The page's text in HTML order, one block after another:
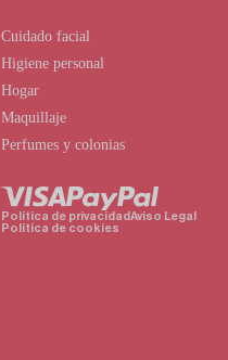
Cuidado facial
Higiene personal
Hogar
Maquillaje
Perfumes y colonias
Política de privacidadAviso Legal
Política de cookies